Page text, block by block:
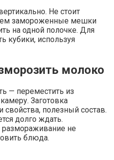
Не стоит
замороженные мешки
на одной полочке. Для
кубики, используя
молоко
— переместить из
Заготовка
свойства, полезный состав.
долго ждать.
размораживание не
блюда.